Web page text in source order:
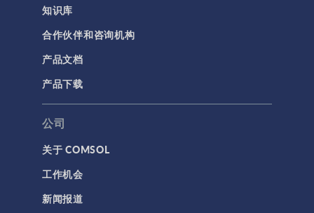
知识库
合作伙伴和咨询机构
产品文档
产品下载
公司
关于 COMSOL
工作机会
新闻报道